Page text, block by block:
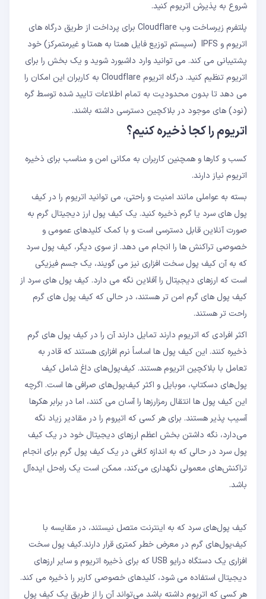
شروع به پذیرش اتریوم کنید.
پلتفرم زیرساخت وب Cloudflare برای پرداخت از طریق درگاه های
اتریوم و IPFS (سیستم توزیع فایل همتا به همتا و غیرمتمرکز) خود
پشتیبانی می کند. می توانید وارد داشبورد شوید و یک بخش را برای
اتریوم تنظیم کنید. درگاه اتریوم Cloudflare به کاربران این امکان را
می دهد تا بدون محدودیت به تمام اطلاعات تایید شده توسط گره
(نود) های موجود در بلاکچین دسترسی داشته باشند.
اتریوم را کجا ذخیره کنیم؟
کسب و کارها و همچنین کاربران به مکانی امن و مناسب برای ذخیره
اتریوم نیاز دارند.
بسته به عواملی مانند امنیت و راحتی، می توانید اتریوم را در کیف
پول های سرد یا گرم ذخیره کنید. یک کیف پول ارز دیجیتال گرم به
صورت آنلاین قابل دسترسی است و با کمک کلیدهای عمومی و
خصوصی تراکنش ها را انجام می دهد. از سوی دیگر، کیف پول سرد
که به آن کیف پول سخت افزاری نیز می گویند، یک جسم فیزیکی
است که ارزهای دیجیتال را آفلاین نگه می دارد. کیف پول های سرد از
کیف پول های گرم امن تر هستند، در حالی که کیف پول های گرم
راحت تر هستند.
اکثر افرادی که اتریوم دارند تمایل دارند آن را در کیف پول های گرم
ذخیره کنند. این کیف پول ها اساساً نرم افزاری هستند که قادر به
تعامل با بلاکچین اتریوم هستند. کیف‌پول‌های داغ شامل کیف
پول‌های دسکتاپ، موبایل و اکثر کیف‌پول‌های صرافی ها است. اگرچه
این کیف پول ها انتقال رمزارزها را آسان می کنند، اما در برابر هکرها
آسیب پذیر هستند. برای هر کسی که اتیروم را در مقادیر زیاد نگه
می‌دارد، نگه داشتن بخش اعظم ارزهای دیجیتال خود در یک کیف
پول سرد در حالی که به اندازه کافی در یک کیف پول گرم برای انجام
تراکنش‌های معمولی نگهداری می‌کند، ممکن است یک راه‌حل ایده‌آل
باشد.
کیف پول‌های سرد که به اینترنت متصل نیستند، در مقایسه با
کیف‌پول‌های گرم در معرض خطر کمتری قرار دارند.کیف پول سخت
افزاری یک دستگاه درایو USB که برای ذخیره اتریوم و سایر ارزهای
دیجیتال استفاده می شود، کلیدهای خصوصی کاربر را ذخیره می کند.
هر کسی که اتریوم داشته باشد می‌تواند آن را از طریق یک کیف پول